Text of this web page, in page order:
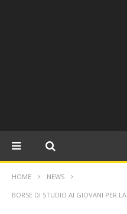
HOME NEWS
BORSE DI STUDIO AI GIOVANI PER